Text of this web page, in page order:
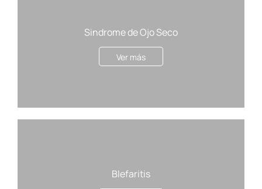
Sindrome de Ojo Seco
Ver más
Blefaritis